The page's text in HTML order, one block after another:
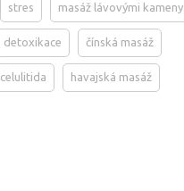
stres masáž lávovými kameny
detoxikace čínská masáž
celulitida havajská masáž